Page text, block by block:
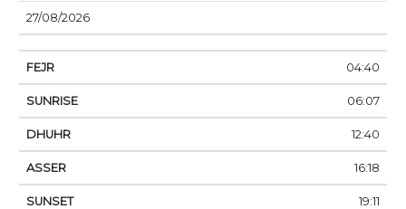
27/08/2026
04:40
06:07
12:40
16:18
19:11